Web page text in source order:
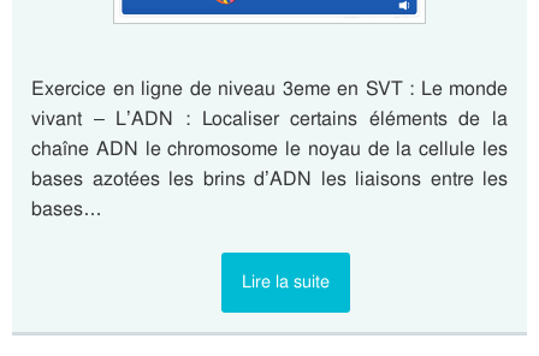
Exercice en ligne de niveau 3eme en SVT : Le monde
vivant – L’ADN : Localiser certains éléments de la
chaîne ADN le chromosome le noyau de la cellule les
bases azotées les brins d’ADN les liaisons entre les
bases…
Lire la suite